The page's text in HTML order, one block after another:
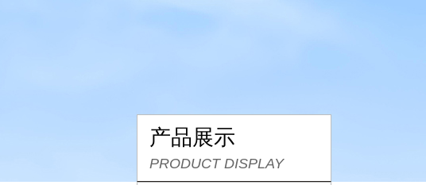
产品展示
PRODUCT DISPLAY